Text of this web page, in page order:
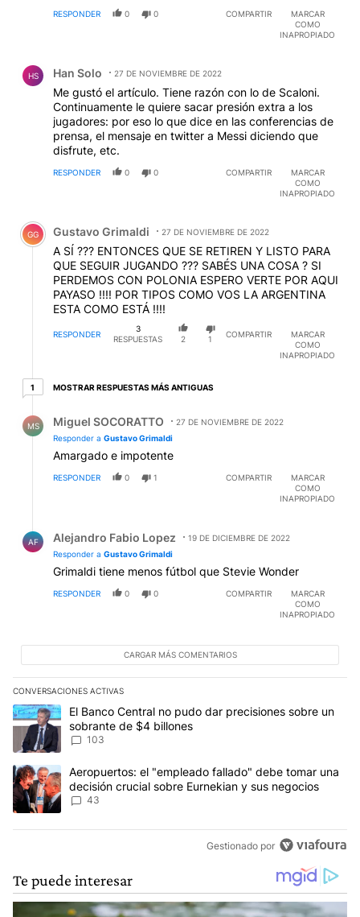
RESPONDER 0 0 COMPARTIR
MARCAR
COMO
INAPROPIADO
HS Han Solo 27 DE NOVIEMBRE DE 2022
Me gustó el artículo. Tiene razón con lo de Scaloni.
Continuamente le quiere sacar presión extra a los
jugadores: por eso lo que dice en las conferencias de
prensa, el mensaje en twitter a Messi diciendo que
disfrute, etc.
RESPONDER 0 0 COMPARTIR
MARCAR
COMO
INAPROPIADO
Comentario de Gustavo Grimaldi.
GG Gustavo Grimaldi 27 DE NOVIEMBRE DE 2022
A SÍ ??? ENTONCES QUE SE RETIREN Y LISTO PARA
QUE SEGUIR JUGANDO ??? SABÉS UNA COSA ? SI
PERDEMOS CON POLONIA ESPERO VERTE POR AQUI
PAYASO !!!! POR TIPOS COMO VOS LA ARGENTINA
ESTA COMO ESTÁ !!!!
RESPONDER
3
RESPUESTAS
2 1
COMPARTIR
MARCAR
COMO
INAPROPIADO
11 respuesta más antiguas
MOSTRAR RESPUESTAS MÁS ANTIGUAS
MS Miguel SOCORATTO
27 DE NOVIEMBRE DE 2022
Responder a Gustavo Grimaldi
Amargado e impotente
RESPONDER 0 1 COMPARTIR
MARCAR
COMO
INAPROPIADO
AF Alejandro Fabio Lopez
19 DE DICIEMBRE DE 2022
Responder a Gustavo Grimaldi
Grimaldi tiene menos fútbol que Stevie Wonder
RESPONDER 0 0 COMPARTIR
MARCAR
COMO
INAPROPIADO
CARGAR MÁS COMENTARIOS
CONVERSACIONES ACTIVAS
Este listado muestra los artículos con más comentarios en los
Un artículo de tendencia con el título "El Banco Central no pudo
El Banco Central no pudo dar precisiones sobre un
sobrante de $4 billones
103
Un artículo de tendencia con el título "Aeropuertos: el
Aeropuertos: el "empleado fallado" debe tomar una
decisión crucial sobre Eurnekian y sus negocios
43
Gestionado por